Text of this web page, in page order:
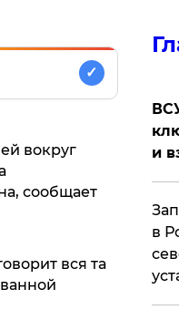
✓
вокруг
сообщает
вся та
и
в